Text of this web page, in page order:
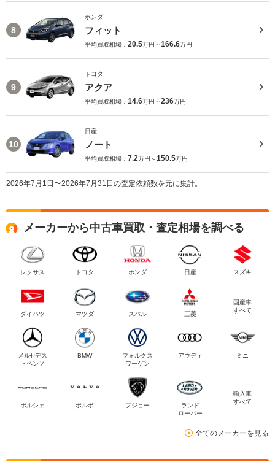
8
ホンダ
フィット
平均買取相場： 20.5万円～166.6万円
9
トヨタ
アクア
平均買取相場： 14.6万円～236万円
10
日産
ノート
平均買取相場： 7.2万円～150.5万円
2026年7月1日〜2026年7月31日の査定依頼数を元に集計。
メーカーから中古車買取・査定相場を調べる
レクサス トヨタ ホンダ 日産 スズキ
ダイハツ マツダ スバル 三菱
国産車
すべて
メルセデス
・ベンツ
BMW
フォルクス
ワーゲン
アウディ ミニ
ポルシェ ボルボ プジョー
ランド
ローバー
輸入車
すべて
全てのメーカーを見る